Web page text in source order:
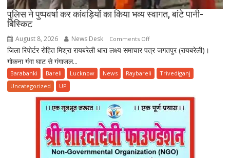
पुलिस ने पुष्पवर्षा कर कांवड़ियों का किया भव्य स्वागत, बांटे पानी-
बिस्किट
August 8, 2026 News Desk Comments Offon
पुलिस
पुष्पवर्षा
कांवड़ियों
का
भव्य
स्वागत,
बांटे
जिला रिपोर्टर रोहित मिश्रा रायबरेली धारा लक्ष्य समाचार पत्र जगतपुर (रायबरेली)।
गोकना गंगा घाट से गंगाजल...
Barabanki Bareli Lucknow News Raybareli
Trivediganj
Uncategorized
UP